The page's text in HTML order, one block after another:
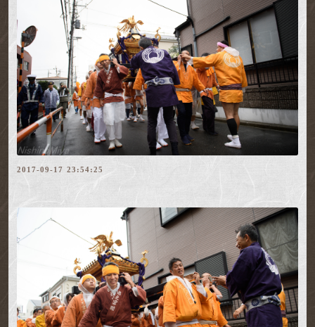
2017-09-17 23:54:25